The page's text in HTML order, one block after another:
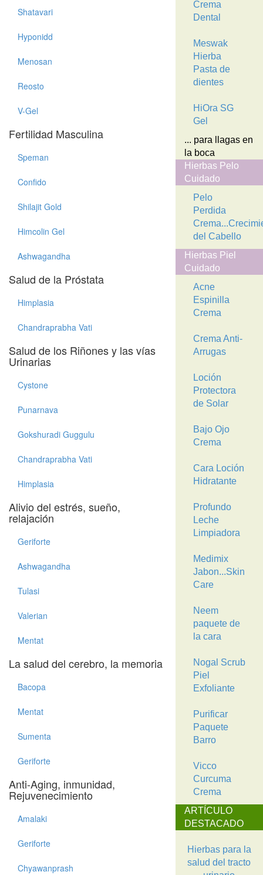
Shatavari
Hyponidd
Menosan
Reosto
V-Gel
Fertilidad Masculina
Speman
Confido
Shilajit Gold
Himcolin Gel
Ashwagandha
Salud de la Próstata
Himplasia
Chandraprabha Vati
Salud de los Riñones y las vías
Urinarias
Cystone
Punarnava
Gokshuradi Guggulu
Chandraprabha Vati
Himplasia
Alivio del estrés, sueño,
relajación
Geriforte
Ashwagandha
Tulasi
Valerian
Mentat
La salud del cerebro, la memoria
Bacopa
Mentat
Sumenta
Geriforte
Anti-Aging, inmunidad,
Rejuvenecimiento
Amalaki
Geriforte
Chyawanprash
Crema
Dental
Meswak
Hierba
Pasta de
dientes
HiOra SG
Gel
... para llagas en
la boca
Hierbas Pelo
Cuidado
Pelo
Perdida
del Cabello
Hierbas Piel
Cuidado
Acne
Espinilla
Crema
Crema Anti-
Arrugas
Loción
Protectora
de Solar
Bajo Ojo
Crema
Cara Loción
Hidratante
Profundo
Leche
Limpiadora
Medimix
Jabon...Skin
Care
Neem
paquete de
la cara
Nogal Scrub
Piel
Exfoliante
Purificar
Paquete
Barro
Vicco
Curcuma
Crema
ARTÍCULO
DESTACADO
Hierbas para la
salud del tracto